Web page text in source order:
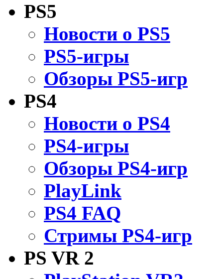
PS5
Новости о PS5
PS5-игры
Обзоры PS5-игр
PS4
Новости о PS4
PS4-игры
Обзоры PS4-игр
PlayLink
PS4 FAQ
Стримы PS4-игр
PS VR 2